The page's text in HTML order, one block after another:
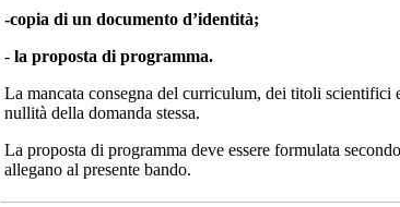
-copia di un documento d’identità;
- la proposta di programma.
La mancata consegna del curriculum, dei titoli
nullità della domanda stessa.
La proposta di programma deve essere formulata
allegano al presente bando.